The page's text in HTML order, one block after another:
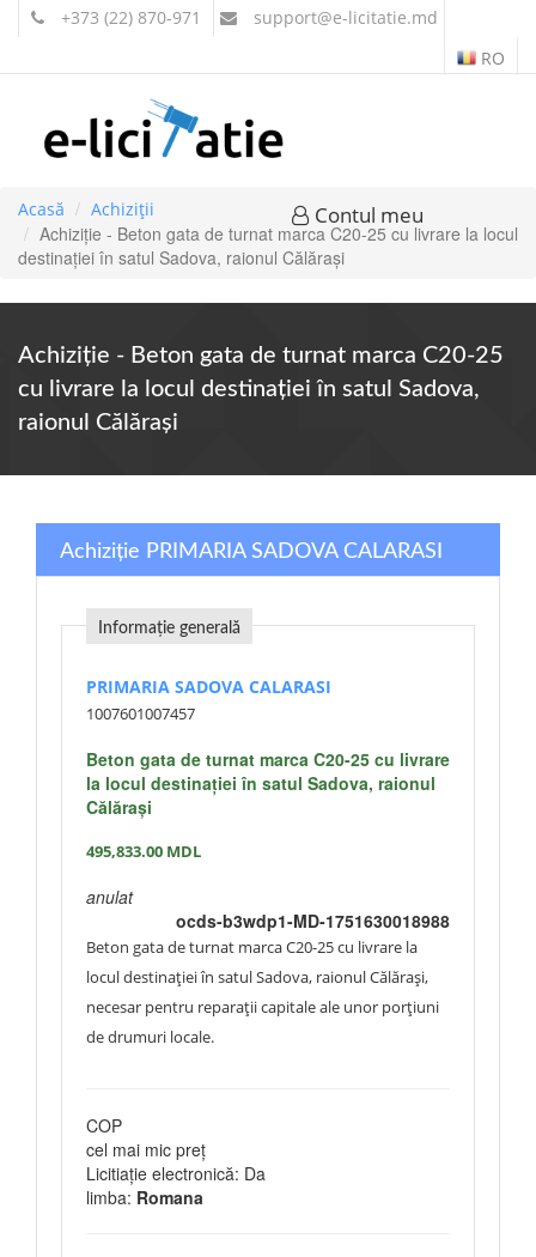
+373 (22) 870-971 support@e-licitatie.md
RO
Contul meu
Acasă Achiziții
Achiziție - Beton gata de turnat marca C20-25 cu livrare la locul
destinației în satul Sadova, raionul Călărași
Achiziție - Beton gata de turnat marca C20-25
cu livrare la locul destinației în satul Sadova,
raionul Călărași
Achiziție PRIMARIA SADOVA CALARASI
Informație generală
PRIMARIA SADOVA CALARASI
1007601007457
Beton gata de turnat marca C20-25 cu livrare
la locul destinației în satul Sadova, raionul
Călărași
495,833.00 MDL
anulat
ocds-b3wdp1-MD-1751630018988
Beton gata de turnat marca C20-25 cu livrare la
locul destinației în satul Sadova, raionul Călărași,
necesar pentru reparații capitale ale unor porțiuni
de drumuri locale.
COP
cel mai mic preț
Licitiație electronică: Da
limba: Romana